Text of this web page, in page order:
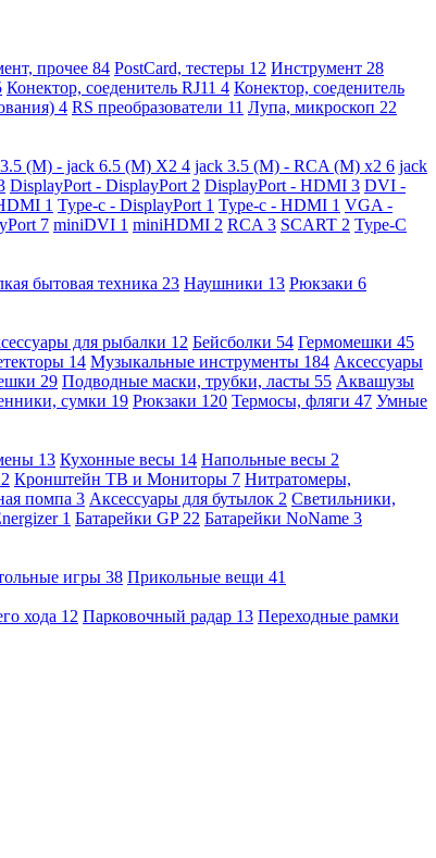
прочее 84 PostCard, тестеры 12 Инструмент 28
Конектор, соеденитель RJ11 4 Конектор, соеденитель
4 RS преобразователи 11 Лупа, микроскоп 22
(M) - jack 6.5 (M) X2 4 jack 3.5 (M) - RCA (M) x2 6 jack
DisplayPort - DisplayPort 2 DisplayPort - HDMI 3 DVI -
1 Type-c - DisplayPort 1 Type-c - HDMI 1 VGA -
7 miniDVI 1 miniHDMI 2 RCA 3 SCART 2 Type-C
бытовая техника 23 Наушники 13 Рюкзаки 6
для рыбалки 12 Бейсболки 54 Гермомешки 45
14 Музыкальные инструменты 184 Аксессуары
29 Подводные маски, трубки, ласты 55 Аквашузы
сумки 19 Рюкзаки 120 Термосы, фляги 47 Умные
13 Кухонные весы 14 Напольные весы 2
Кронштейн ТВ и Мониторы 7 Нитратомеры,
помпа 3 Аксессуары для бутылок 2 Светильники,
1 Батарейки GP 22 Батарейки NoName 3
игры 38 Прикольные вещи 41
хода 12 Парковочный радар 13 Переходные рамки